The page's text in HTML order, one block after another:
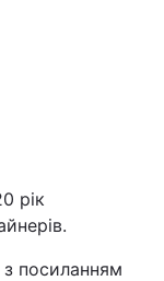
рік
посиланням